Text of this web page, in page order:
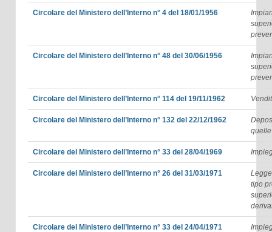
Circolare del Ministero dell’Interno n° 4 del 18/01/1956
Circolare del Ministero dell’Interno n° 48 del 30/06/1956
Circolare del Ministero dell’Interno n° 114 del 19/11/1962
Circolare del Ministero dell’Interno n° 132 del 22/12/1962
Circolare del Ministero dell’Interno n° 33 del 28/04/1969
Circolare del Ministero dell’Interno n° 26 del 31/03/1971
tipo
Circolare del Ministero dell’Interno n° 33 del 24/04/1971